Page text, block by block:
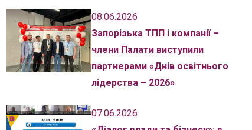
08.06.2026
Запорізька ТПП і компанії –
члени Палати виступили
партнерами «Днів освітнього
лідерства – 2026»
07.06.2026